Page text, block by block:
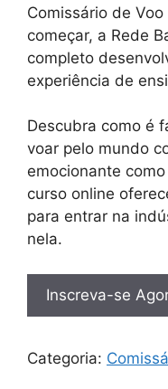
Comissário de
começar, a Rede
completo
experiência de
Descubra como é
voar pelo mundo
emocionante
curso online
para entrar na
nela.
Inscreva-se
Categoria: